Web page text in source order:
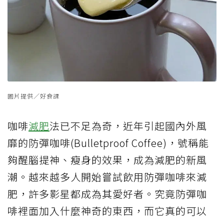
圖片提供／好食課
咖啡減肥法已不足為奇，近年引起國內外風
靡的防彈咖啡(Bulletproof Coffee)，號稱能
夠醒腦提神、瘦身的效果，成為減肥的新風
潮。越來越多人開始嘗試飲用防彈咖啡來減
肥，許多影星都成為其愛好者。究竟防彈咖
啡裡面加入什麼神奇的東西，而它真的可以